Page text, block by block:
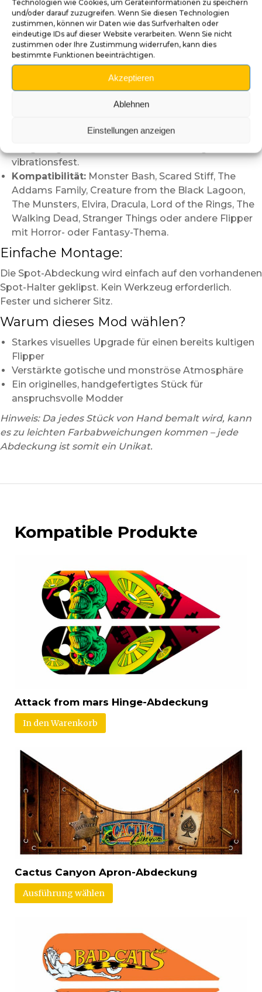
Technologien wie Cookies, um Geräteinformationen zu speichern
und/oder darauf zuzugreifen. Wenn Sie diesen Technologien
zustimmen, können wir Daten wie das Surfverhalten oder
eindeutige IDs auf dieser Website verarbeiten. Wenn Sie nicht
zustimmen oder Ihre Zustimmung widerrufen, kann dies
bestimmte Funktionen beeinträchtigen.
Akzeptieren
Ablehnen
Einstellungen anzeigen
Gameplay zu beeinträchtigen. Sie wertet Ihre Maschine
visuell auf und verstärkt das Eintauchen ins Spiel.
Merkmale:
Handgefertigt:Hochwertiger 3D-Druck mit
vollständig von Hand aufgetragener Farbe.
Immersives Design:Holzfass + schwarze und
violette Spinne für eine starke visuelle Wirkung.
Halterungen von Bally, Williams, Stern oder JJP.
vibrationsfest.
Kompatibilität: Monster Bash, Scared Stiff, The
Addams Family, Creature from the Black Lagoon,
The Munsters, Elvira, Dracula, Lord of the Rings, The
Walking Dead, Stranger Things oder andere Flipper
mit Horror- oder Fantasy-Thema.
Einfache Montage:
Die Spot-Abdeckung wird einfach auf den vorhandenen
Spot-Halter geklipst. Kein Werkzeug erforderlich.
Fester und sicherer Sitz.
Warum dieses Mod wählen?
Starkes visuelles Upgrade für einen bereits kultigen
Flipper
Verstärkte gotische und monströse Atmosphäre
Ein originelles, handgefertigtes Stück für
anspruchsvolle Modder
Hinweis: Da jedes Stück von Hand bemalt wird, kann
es zu leichten Farbabweichungen kommen – jede
Abdeckung ist somit ein Unikat.
Kompatible Produkte
Attack from mars Hinge-Abdeckung
In den Warenkorb
Cactus Canyon Apron-Abdeckung
Ausführung wählen